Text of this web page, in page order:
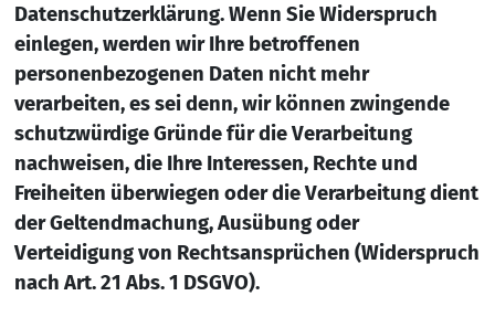
Datenschutzerklärung. Wenn Sie Widerspruch
einlegen, werden wir Ihre betroffenen
personenbezogenen Daten nicht mehr
verarbeiten, es sei denn, wir können zwingende
schutzwürdige Gründe für die Verarbeitung
nachweisen, die Ihre Interessen, Rechte und
Freiheiten überwiegen oder die Verarbeitung dient
der Geltendmachung, Ausübung oder
Verteidigung von Rechtsansprüchen (Widerspruch
nach Art. 21 Abs. 1 DSGVO).